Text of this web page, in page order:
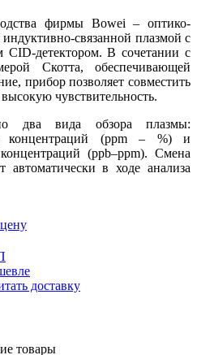
фирмы Bowei – оптико-
связанной плазмой с
CID-детектором. В сочетании с
Скотта, обеспечивающей
прибор позволяет совместить
чувствительность.
два вида обзора плазмы:
концентраций (ppm – %) и
(ppb–ppm). Смена
автоматически в ходе анализа
доставку